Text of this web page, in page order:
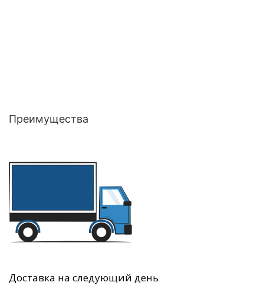
Преимущества
Доставка на следующий день